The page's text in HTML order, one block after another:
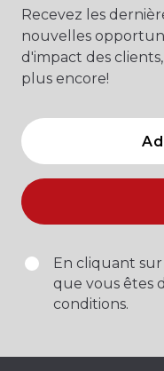
Recevez les
nouvelles
d'impact des
plus encore!
En cliquant
que vous êtes
conditions.